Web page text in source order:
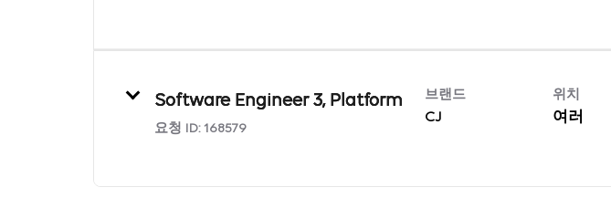
Software Engineer 3, Platform
요청 ID: 168579
브랜드
CJ
위치
여러